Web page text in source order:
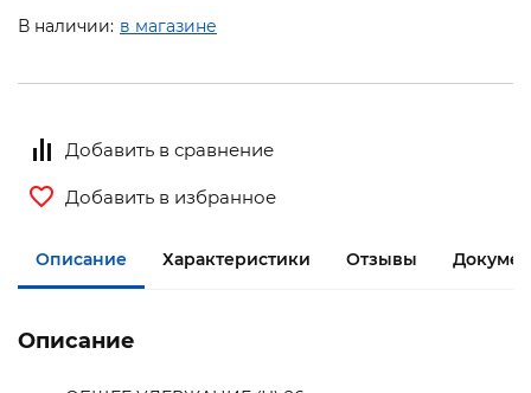
В наличии: в магазине
Добавить в сравнение
Добавить в избранное
Описание Характеристики Отзывы
Описание